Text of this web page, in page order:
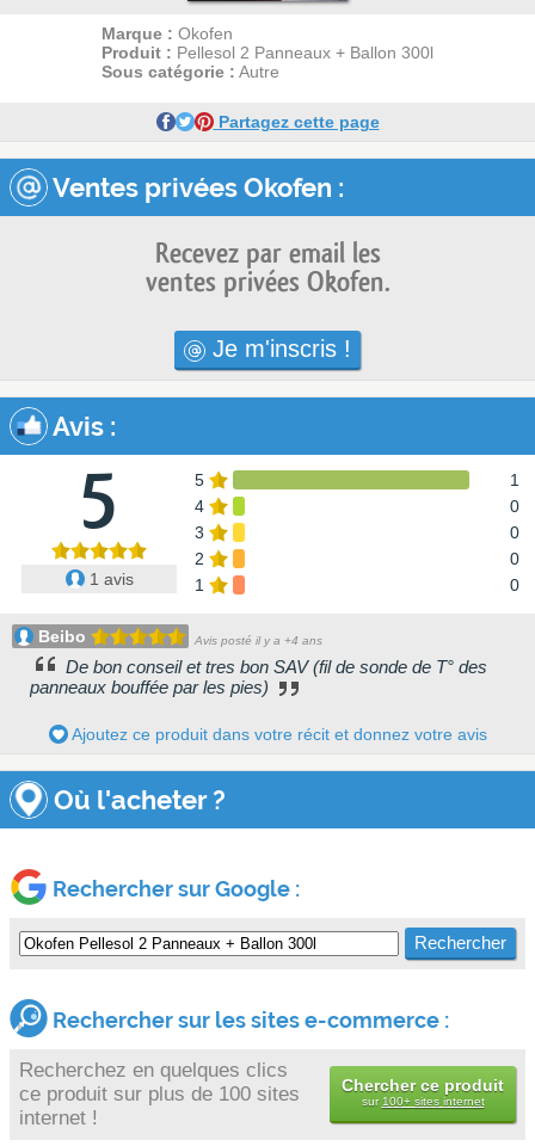
Marque : Okofen
Produit : Pellesol 2 Panneaux + Ballon 300l
Sous catégorie : Autre
Partagez cette page
Ventes privées Okofen :
Recevez par email les
ventes privées Okofen.
Je m'inscris !
Avis :
5
1 avis
5
1
4
0
3
0
2
0
1
0
Beibo Avis posté il y a +4 ans
De bon conseil et tres bon SAV (fil de sonde de T° des
panneaux bouffée par les pies)
Ajoutez ce produit dans votre récit et donnez votre avis
Où l'acheter ?
Rechercher sur Google :
Rechercher sur les sites e-commerce :
Recherchez en quelques clics
ce produit sur plus de 100 sites
internet !
Chercher ce produit
sur100+ sites internet